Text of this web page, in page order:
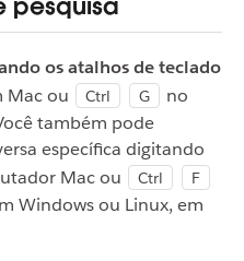
os atalhos de teclado
Mac ou Ctrl G
no
também pode
específica digitando
Mac ou Ctrl F
Windows ou Linux, em